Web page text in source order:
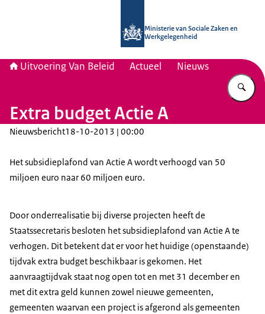
Ministerie van Sociale Zaken en
Werkgelegenheid
Uitvoering Van Beleid Actueel Nieuws
Extra budget Actie A
Nieuwsbericht18-10-2013 | 00:00
Het subsidieplafond van Actie A wordt verhoogd van 50
miljoen euro naar 60 miljoen euro.
Door onderrealisatie bij diverse projecten heeft de
Staatssecretaris besloten het subsidieplafond van Actie A te
verhogen. Dit betekent dat er voor het huidige (openstaande)
tijdvak extra budget beschikbaar is gekomen. Het
aanvraagtijdvak staat nog open tot en met 31 december en
met dit extra geld kunnen zowel nieuwe gemeenten,
gemeenten waarvan een project is afgerond als gemeenten